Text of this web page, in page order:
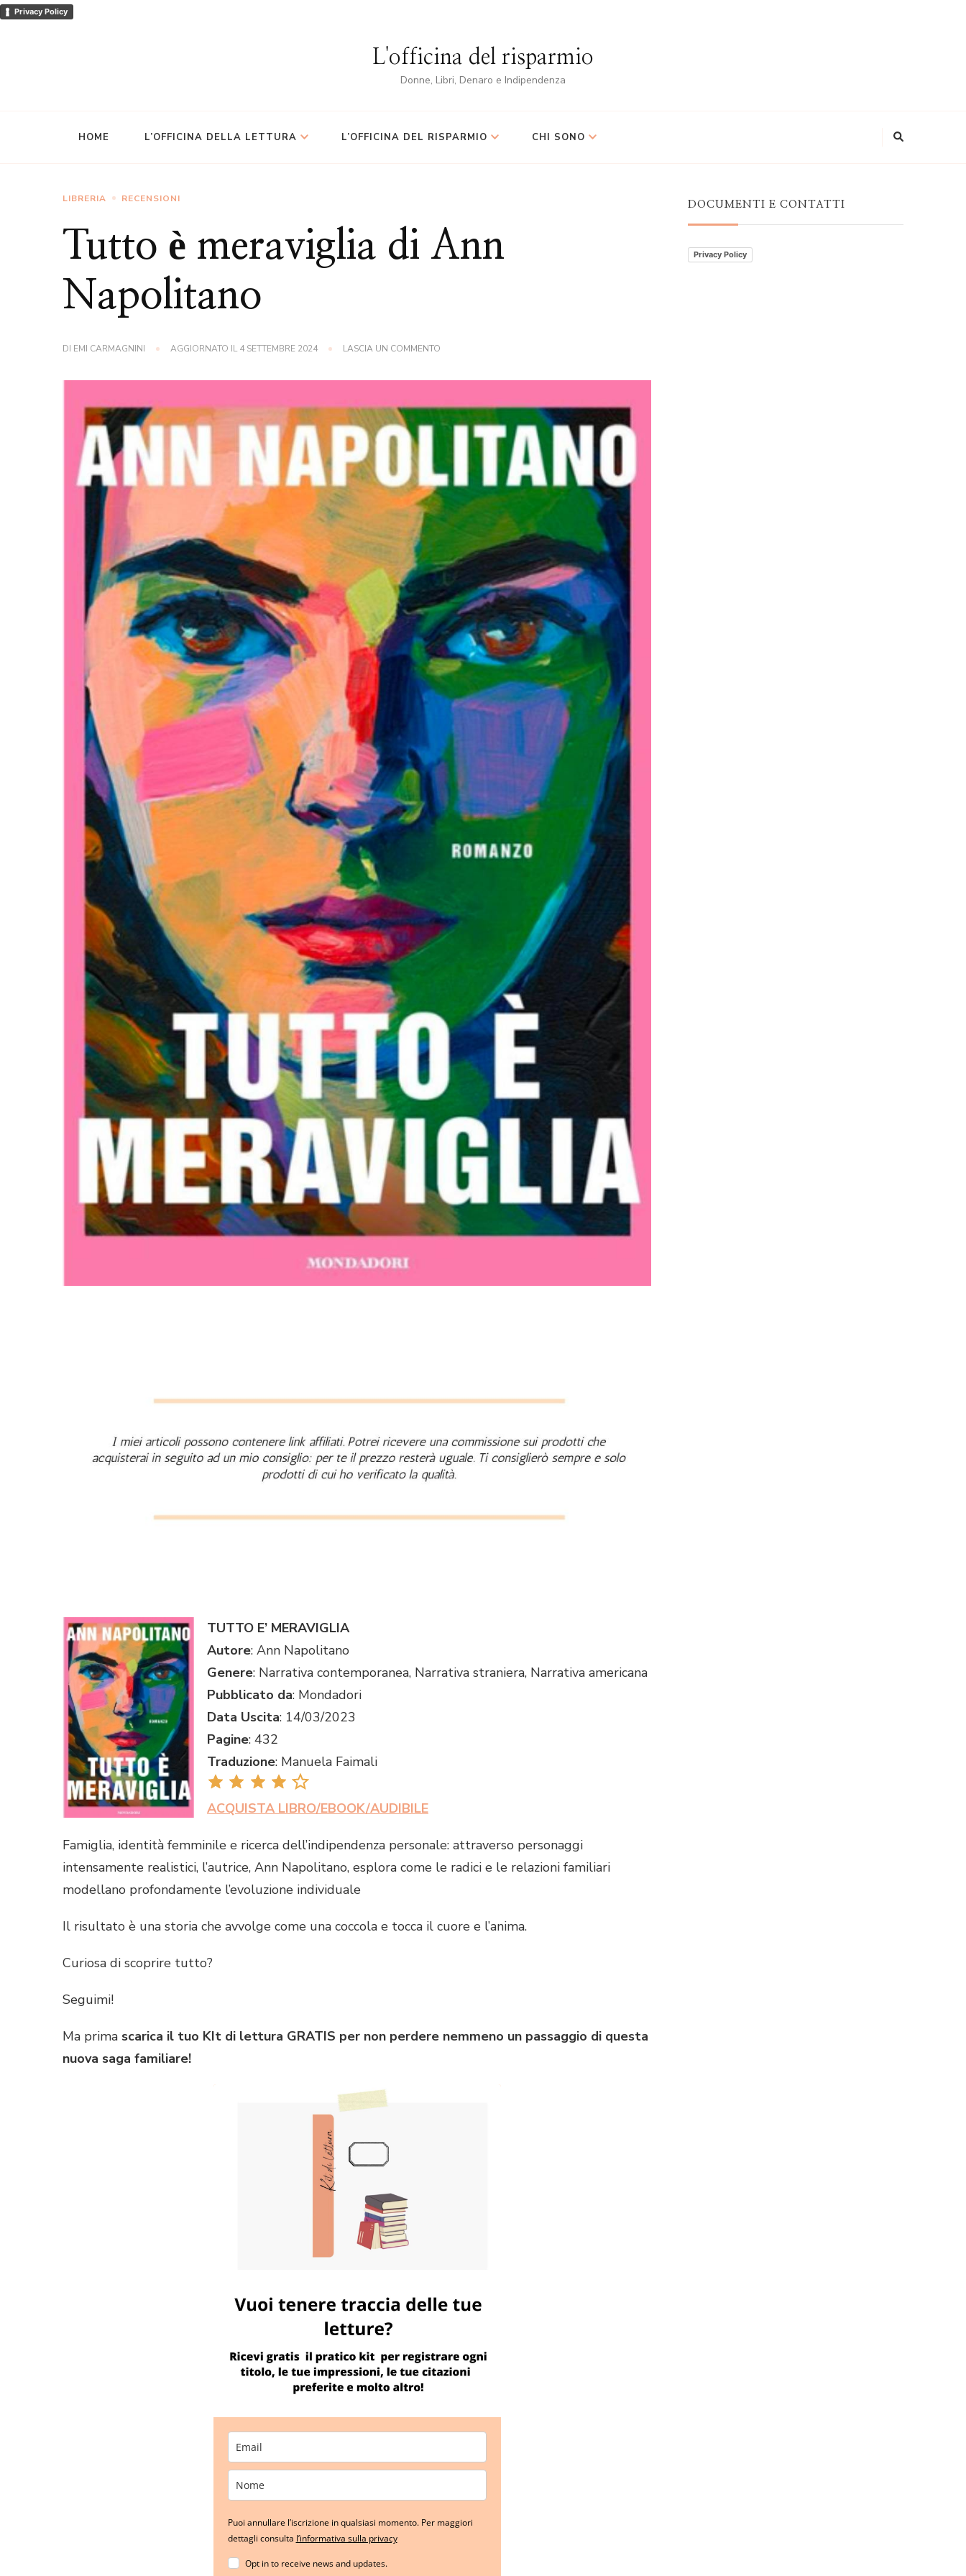
Privacy Policy
L'officina del risparmio
Donne, Libri, Denaro e Indipendenza
HOME L’OFFICINA DELLA LETTURA L’OFFICINA DEL RISPARMIO CHI SONO
LIBRERIA RECENSIONI
Tutto è meraviglia di Ann
Napolitano
DI EMI CARMAGNINI AGGIORNATO IL4 SETTEMBRE 2024 LASCIA UN COMMENTO
ANN
NAPOLITANO
TUTTO E’ MERAVIGLIA
Autore: Ann Napolitano
Genere: Narrativa contemporanea, Narrativa straniera, Narrativa americana
Pubblicato da: Mondadori
Data Uscita: 14/03/2023
Pagine: 432
Traduzione: Manuela Faimali
ACQUISTA LIBRO/EBOOK/AUDIBILE
Famiglia, identità femminile e ricerca dell’indipendenza personale: attraverso personaggi
intensamente realistici, l’autrice, Ann Napolitano, esplora come le radici e le relazioni familiari
modellano profondamente l’evoluzione individuale
Il risultato è una storia che avvolge come una coccola e tocca il cuore e l’anima.
Curiosa di scoprire tutto?
Seguimi!
Ma prima scarica il tuo KIt di lettura GRATIS per non perdere nemmeno un passaggio di questa
nuova saga familiare!
Puoi annullare l’iscrizione in qualsiasi momento. Per maggiori
dettagli consulta l’informativa sulla privacy
Opt in to receive news and updates.
DOCUMENTI E CONTATTI
Privacy Policy